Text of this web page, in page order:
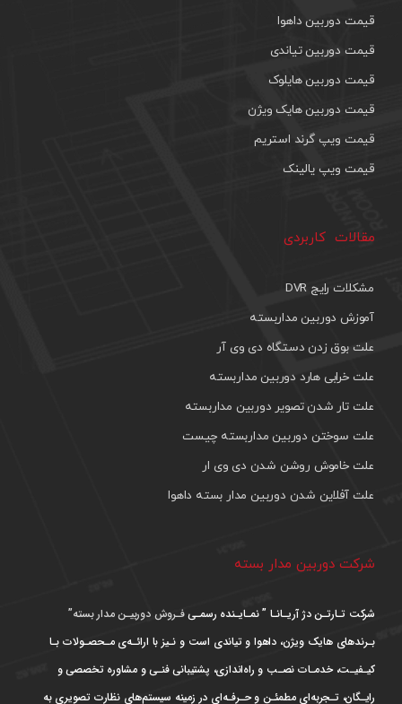
قیمت دوربین داهوا
قیمت دوربین تیاندی
قیمت دوربین هایلوک
قیمت دوربین هایک ویژن
قیمت ویپ گرند استریم
قیمت ویپ یالینک
مقالات کاربردی
مشکلات رایج DVR
آموزش دوربین مداربسته
علت بوق زدن دستگاه دی وی آر
علت خرابی هارد دوربین مداربسته
علت تار شدن تصویر دوربین مداربسته
علت سوختن دوربین مداربسته چیست
علت خاموش روشن شدن دی وی ار
علت آفلاین شدن دوربین مدار بسته داهوا
شرکت دوربین مدار بسته
شرکت تـارتـن دژ آریـانـا ” نمـایـنده رسمـیفـروش دوربیـن مدار بسته”
بـرندهای هایک ویژن، داهوا و تیاندی است و نـیز با ارائـه‌ی مـحصـولات بـا
کیـفیـت، خدمـات نصـب و راه‌اندازی، پشتیبانی فنـی و مشاوره تخصصی و
رایـگان، تـجربه‌ای مطمئـن و حـرفـه‌ای در زمینه سیستم‌های نظارت تصویری به